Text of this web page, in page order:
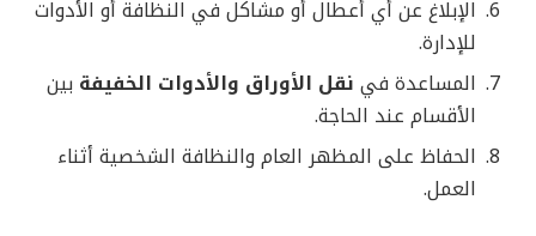
الإبلاغ عن أي أعطال أو مشاكل في النظافة أو الأدوات
للإدارة.
المساعدة في نقل الأوراق والأدوات الخفيفة بين
الأقسام عند الحاجة.
الحفاظ على المظهر العام والنظافة الشخصية أثناء
العمل.